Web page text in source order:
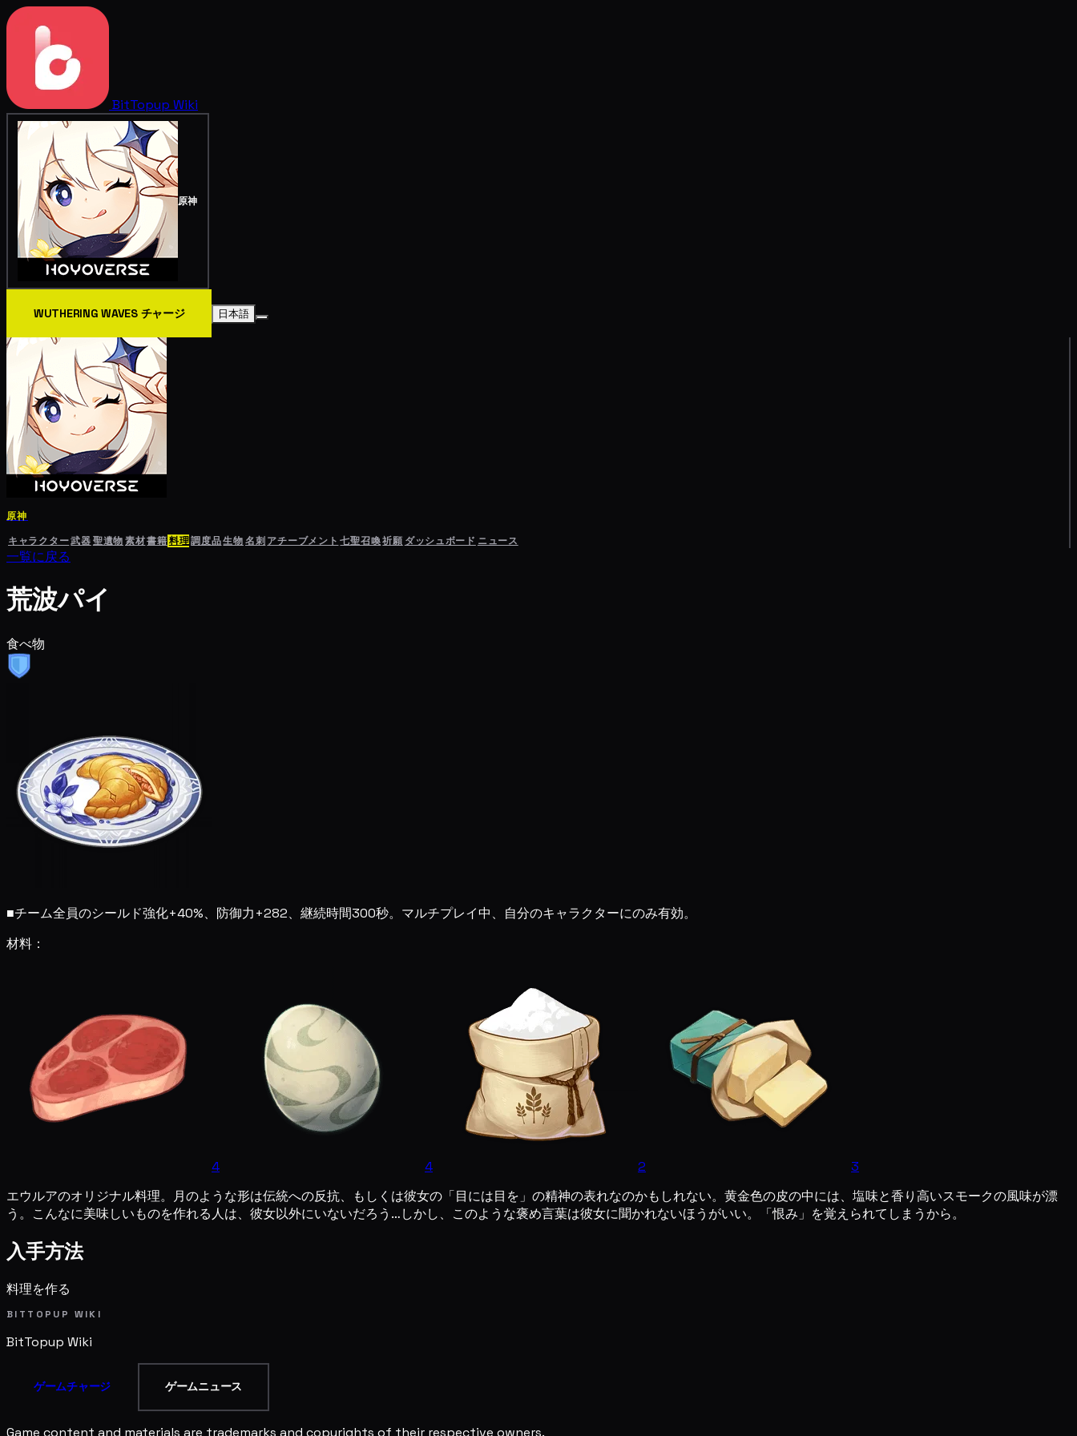
BitTopup Wiki
原神
WUTHERING WAVES チャージ 日本語
原神
キャラクター武器聖遺物素材書籍料理調度品生物名刺 アチーブメント 七聖召喚祈願 ダッシュボード ニュース
一覧に戻る
荒波パイ
食べ物
■チーム全員のシールド強化+40%、防御力+282、継続時間300秒。マルチプレイ中、自分のキャラクターにのみ有効。
材料：
4 4 2
3
エウルアのオリジナル料理。月のような形は伝統への反抗、もしくは彼女の「目には目を」の精神の表れなのかもしれない。黄金色の皮の中には、塩味と香り高いスモークの風味が漂
う。こんなに美味しいものを作れる人は、彼女以外にいないだろう…しかし、このような褒め言葉は彼女に聞かれないほうがいい。「恨み」を覚えられてしまうから。
入手方法
料理を作る
BITTOPUP WIKI
BitTopup Wiki
ゲームチャージ ゲームニュース
Game content and materials are trademarks and copyrights of their respective owners.